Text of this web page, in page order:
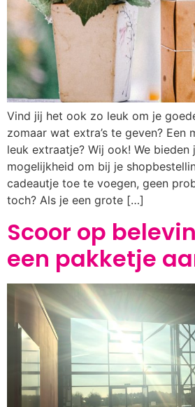
Vind jij het ook zo leuk om je
zomaar wat extra’s te geven? Een
leuk extraatje? Wij ook! We
mogelijkheid om bij je
cadeautje toe te voegen, geen
toch? Als je een grote […]
Scoor op
een pakketje